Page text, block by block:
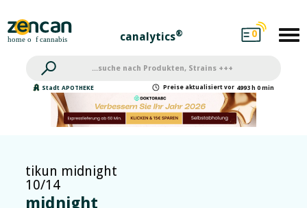
canalytics® 0
Stadt APOTHEKE Preise aktualisiert vor 4993 h 0 min
tikun midnight
10/14
midnight